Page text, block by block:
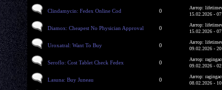
Clindamycin: Fedex Online Cod 0
Автор:
15.02.2026 -
Diamox: Cheapest No Physician Approval 0
Автор:
15.02.2026 -
Uroxatral: Want To Buy 0
Автор:
09.02.2026 -
Seroflo: Cost Tablet Check Fedex 0
Автор:
09.02.2026 -
Lasuna: Buy Juneau 0
Автор:
08.02.2026 -